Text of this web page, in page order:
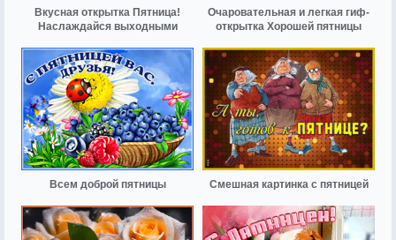
Вкусная открытка Пятница!
Наслаждайся выходными
Очаровательная и легкая гиф-
открытка Хорошей пятницы
Всем доброй пятницы Смешная картинка с пятницей